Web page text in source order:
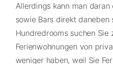
Allerdings kann man
sowie Bars direkt daneben
Hundredrooms suchen Sie
Ferienwohnungen von
weniger haben, weil Sie